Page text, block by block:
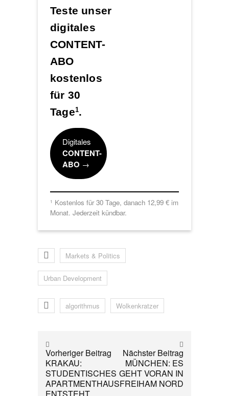
Teste unser
digitales
CONTENT-
ABO
kostenlos
für 30
Tage1.
Digitales
CONTENT-
ABO →
1 Kostenlos für 30 Tage, danach 12,99 € im
Monat. Jederzeit kündbar.
Markets & Politics
Urban Development
algorithmus Wolkenkratzer
Vorheriger Beitrag
KRAKAU:
STUDENTISCHES
APARTMENTHAUS
Nächster Beitrag
MÜNCHEN: ES
GEHT VORAN IN
FREIHAM NORD